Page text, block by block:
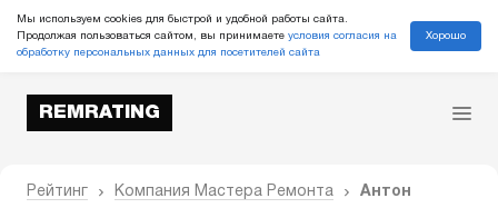
Мы используем cookies для быстрой и удобной работы сайта.
Продолжая пользоваться сайтом, вы принимаете условия согласия на
обработку персональных данных для посетителей сайта
Хорошо
REMRATING
Рейтинг Компания Мастера Ремонта Антон